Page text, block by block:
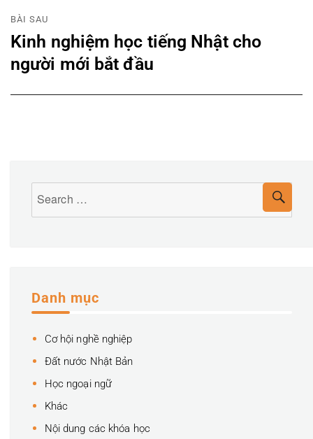
BÀI SAU
Next
post:
Kinh nghiệm học tiếng Nhật cho
người mới bắt đầu
Danh mục
Cơ hội nghề nghiệp
Đất nước Nhật Bản
Học ngoại ngữ
Khác
Nội dung các khóa học